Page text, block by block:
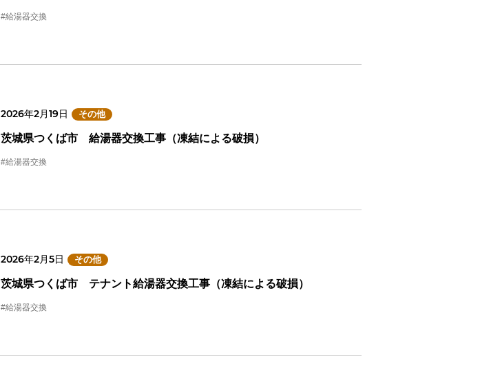
#給湯器交換
2026年2月19日 その他
茨城県つくば市 給湯器交換工事（凍結による破損）
#給湯器交換
2026年2月5日 その他
茨城県つくば市 テナント給湯器交換工事（凍結による破損）
#給湯器交換